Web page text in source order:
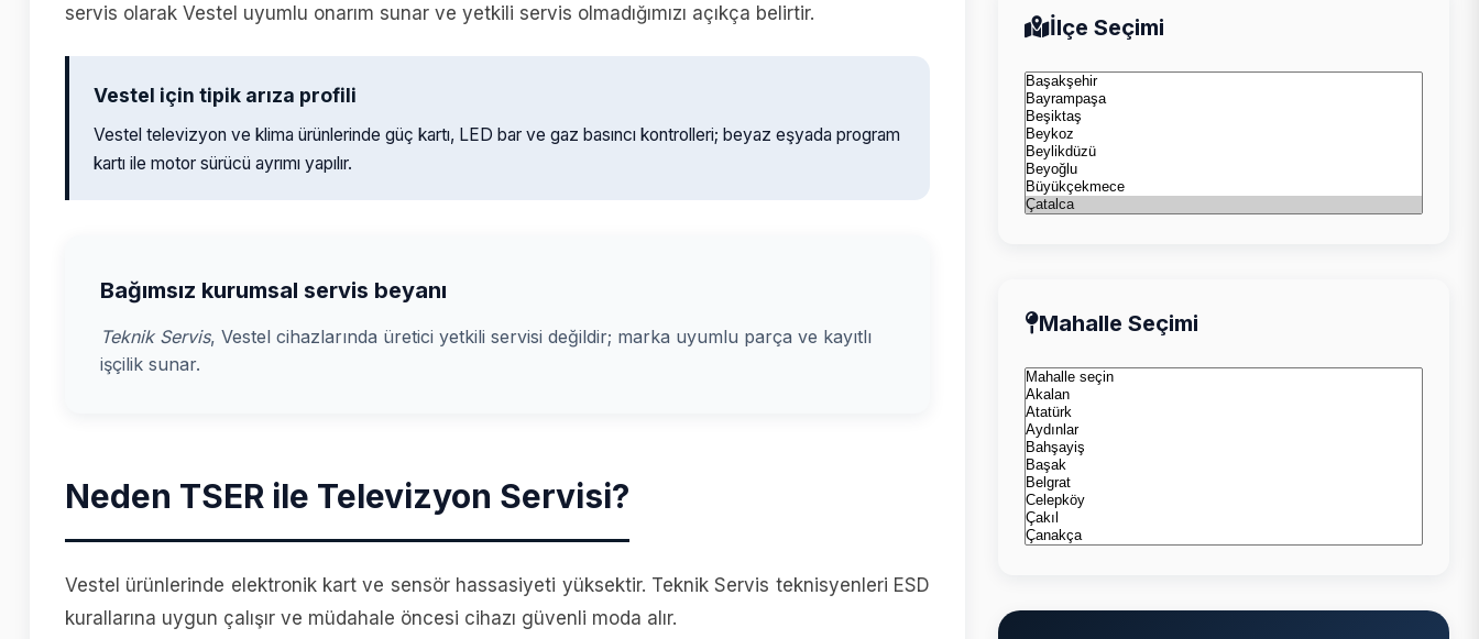
servis olarak Vestel uyumlu onarım sunar ve yetkili servis olmadığımızı açıkça belirtir.
Vestel için tipik arıza profili
Vestel televizyon ve klima ürünlerinde güç kartı, LED bar ve gaz basıncı kontrolleri; beyaz eşyada program
kartı ile motor sürücü ayrımı yapılır.
Bağımsız kurumsal servis beyanı
Teknik Servis, Vestel cihazlarında üretici yetkili servisi değildir; marka uyumlu parça ve kayıtlı
işçilik sunar.
Neden TSER ile Televizyon Servisi?
Vestel ürünlerinde elektronik kart ve sensör hassasiyeti yüksektir. Teknik Servis teknisyenleri ESD
kurallarına uygun çalışır ve müdahale öncesi cihazı güvenli moda alır.
İlçe Seçimi
Mahalle Seçimi